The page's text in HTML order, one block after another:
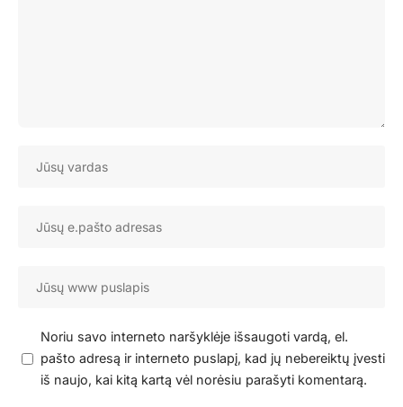
Noriu savo interneto naršyklėje išsaugoti vardą, el.
pašto adresą ir interneto puslapį, kad jų nebereiktų įvesti
iš naujo, kai kitą kartą vėl norėsiu parašyti komentarą.